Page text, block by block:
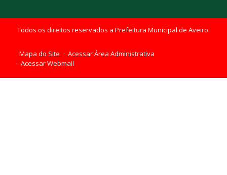
Todos os direitos reservados a Prefeitura Municipal de Aveiro.
Mapa do Site
Acessar Área Administrativa
Acessar Webmail